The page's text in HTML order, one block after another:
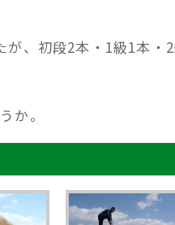
が、初段2本・1級1本・
か。